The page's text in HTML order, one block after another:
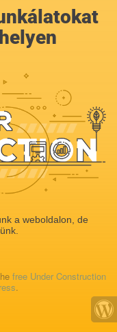
a weboldalon, de
free Under Construction
.